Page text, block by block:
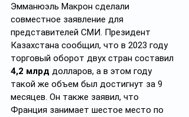
Эмманюэль Макрон сделали
совместное заявление для
представителей СМИ. Президент
Казахстана сообщил, что в 2023 году
торговый оборот двух стран составил
4,2 млрд долларов, а в этом году
такой же объем был достигнут за 9
месяцев. Он также заявил, что
Франция занимает шестое место по